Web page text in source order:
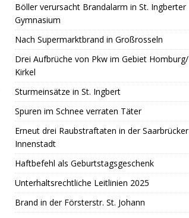
Böller verursacht Brandalarm in St. Ingberter
Gymnasium
Nach Supermarktbrand in Großrosseln
Drei Aufbrüche von Pkw im Gebiet Homburg/
Kirkel
Sturmeinsätze in St. Ingbert
Spuren im Schnee verraten Täter
Erneut drei Raubstraftaten in der Saarbrücker
Innenstadt
Haftbefehl als Geburtstagsgeschenk
Unterhaltsrechtliche Leitlinien 2025
Brand in der Försterstr. St. Johann